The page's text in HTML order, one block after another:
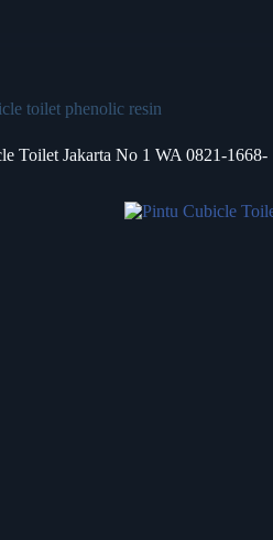
toilet phenolic resin
Toilet Jakarta No 1 WA 0821-1668-